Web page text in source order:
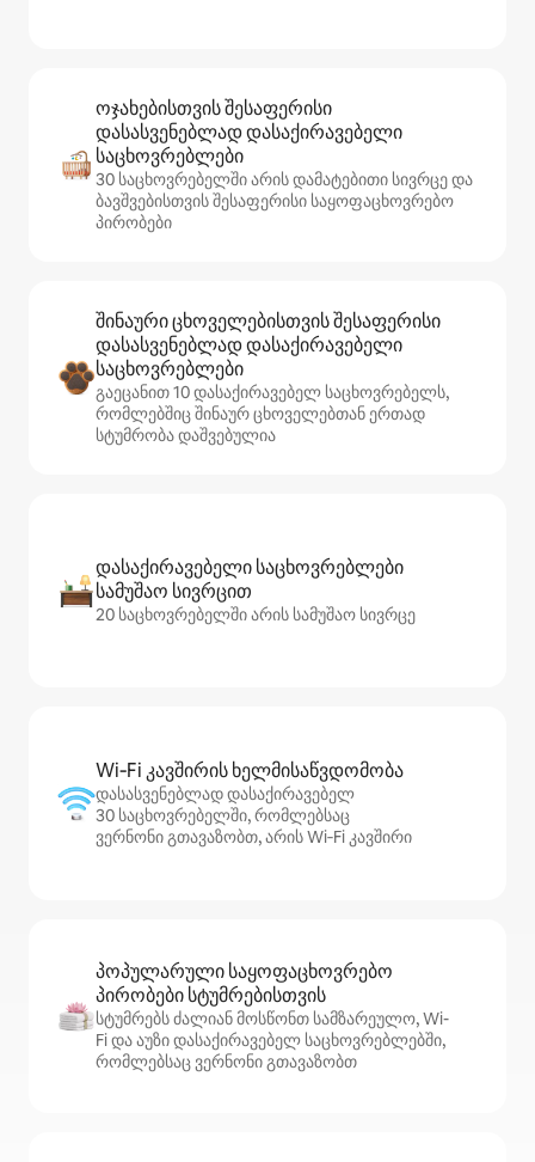
ოჯახებისთვის შესაფერისი
დასასვენებლად დასაქირავებელი
საცხოვრებლები
30 საცხოვრებელში არის დამატებითი სივრცე და
ბავშვებისთვის შესაფერისი საყოფაცხოვრებო
პირობები
შინაური ცხოველებისთვის შესაფერისი
დასასვენებლად დასაქირავებელი
საცხოვრებლები
გაეცანით 10 დასაქირავებელ საცხოვრებელს,
რომლებშიც შინაურ ცხოველებთან ერთად
სტუმრობა დაშვებულია
დასაქირავებელი საცხოვრებლები
სამუშაო სივრცით
20 საცხოვრებელში არის სამუშაო სივრცე
Wi‑Fi კავშირის ხელმისაწვდომობა
დასასვენებლად დასაქირავებელ
30 საცხოვრებელში, რომლებსაც
ვერნონი გთავაზობთ, არის Wi‑Fi კავშირი
პოპულარული საყოფაცხოვრებო
პირობები სტუმრებისთვის
სტუმრებს ძალიან მოსწონთ სამზარეულო, Wi-
Fi და აუზი დასაქირავებელ საცხოვრებლებში,
რომლებსაც ვერნონი გთავაზობთ